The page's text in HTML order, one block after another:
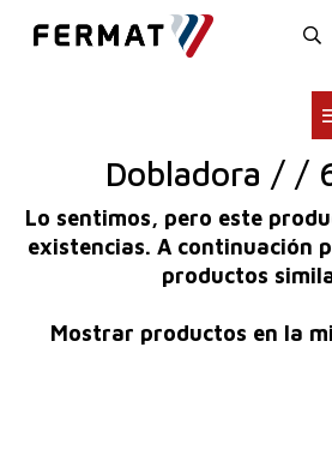
Dobladora / /
Lo sentimos, pero este
existencias. A continuación
productos
Mostrar productos en la